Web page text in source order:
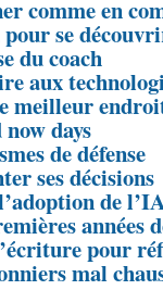
comme en
se
du coach
aux
meilleur
days
de défense
ses décisions
de
années
pour
mal